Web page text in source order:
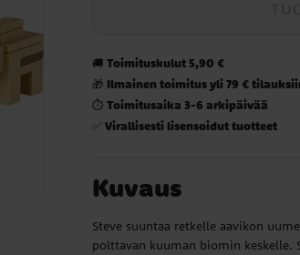
🚚Toimituskulut 5,90 €
🎁 Ilmainen toimitus yli 79 €
⏱️Toimitusaika 3-6 arkipäivää
✅Virallisesti lisensoidut tuotteet
Kuvaus
Steve suuntaa retkelle aavikon
polttavan kuuman biomin keskelle.